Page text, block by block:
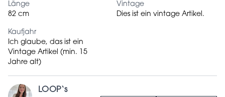
Länge
82 cm
Vintage
Dies ist ein vintage Artikel.
Kaufjahr
Ich glaube, das ist ein
Vintage Artikel (min. 15
Jahre alt)
LOOP‘s